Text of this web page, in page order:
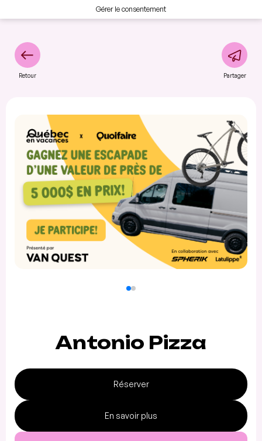
Gérer le consentement
Retour Partager
Antonio Pizza
Réserver
En savoir plus